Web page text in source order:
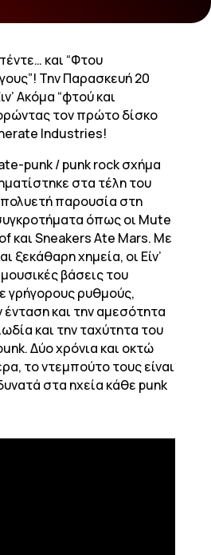
και “Φτου
Την Παρασκευή 20
Ακόμα “φτού και
τον πρώτο δίσκο
Industries!
punk / punk rock σχήμα
στα τέλη του
παρουσία στη
όπως οι Mute
και Sneakers Ate Mars. Με
ξεκάθαρη χημεία, οι Είν’
βάσεις του
γρήγορους ρυθμούς,
και την αμεσότητα
και την ταχύτητα του
Δύο χρόνια και οκτώ
το ντεμπούτο τους είναι
στα ηχεία κάθε punk